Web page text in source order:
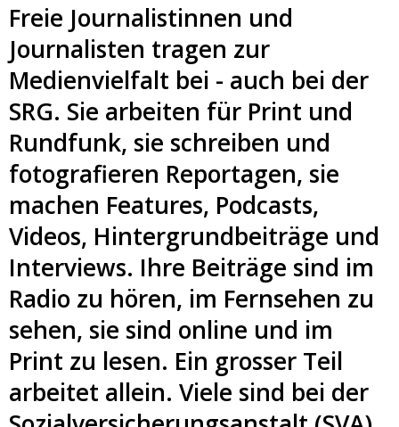
Freie Journalistinnen und
Journalisten tragen zur
Medienvielfalt bei - auch bei der
SRG. Sie arbeiten für Print und
Rundfunk, sie schreiben und
fotografieren Reportagen, sie
machen Features, Podcasts,
Videos, Hintergrundbeiträge und
Interviews. Ihre Beiträge sind im
Radio zu hören, im Fernsehen zu
sehen, sie sind online und im
Print zu lesen. Ein grosser Teil
arbeitet allein. Viele sind bei der